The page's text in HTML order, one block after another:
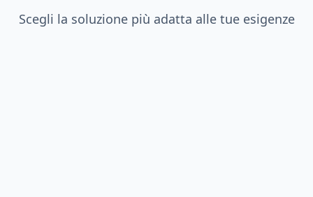
Scegli la soluzione più adatta alle tue esigenze